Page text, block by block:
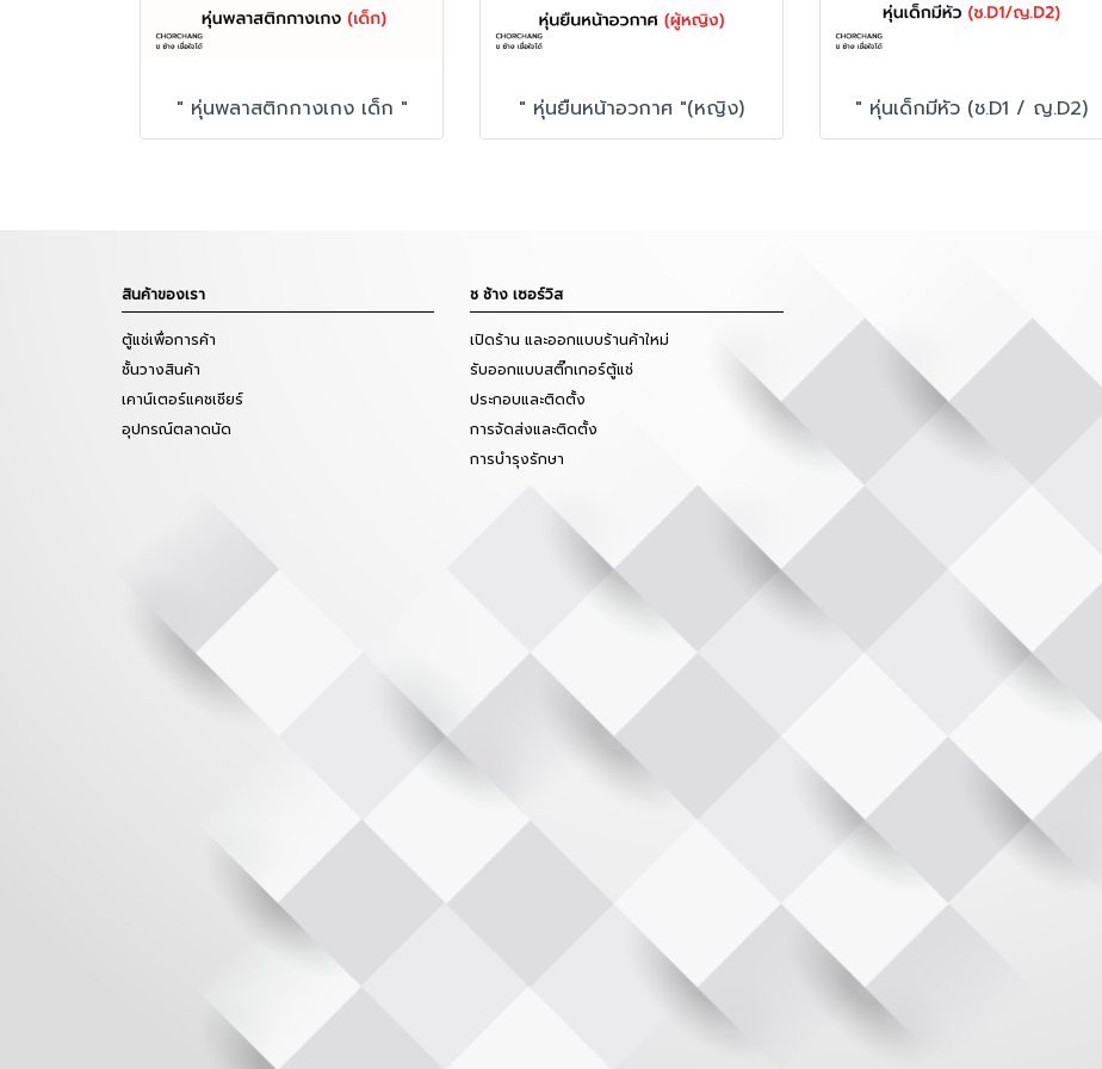
" หุ่นพลาสติกกางเกง เด็ก " " หุ่นยืนหน้าอวกาศ "(หญิง) " หุ่นเด็กมีหัว (ช.D1 / ญ.D2)
สินค้าของเรา
ตู้แช่เพื่อการค้า
ชั้นวางสินค้า
เคาน์เตอร์แคชเชียร์
อุปกรณ์ตลาดนัด
ช ช้าง เซอร์วิส
เปิดร้าน และออกแบบร้านค้าใหม่
รับออกแบบสติ๊กเกอร์ตู้แช่
ประกอบและติดตั้ง
การจัดส่งและติดตั้ง
การบำรุงรักษา